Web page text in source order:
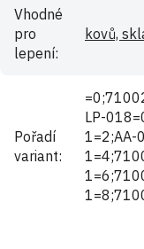
Vhodné
pro
lepení:
kovů,
Pořadí
variant:
LP-
1=2;AA-